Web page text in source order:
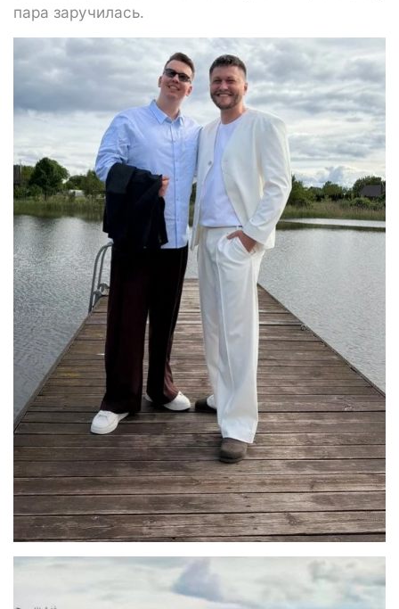
пара заручилась.